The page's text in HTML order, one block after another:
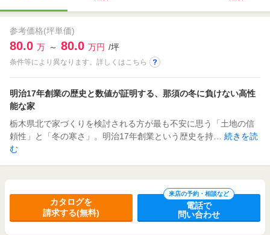
参考価格(坪単価)
80.0 万 ～ 80.0 万円 /坪
条件等により異なります。詳しくはこちら
明治17年創業の歴史と数値が証明する、那須の冬に負けない高性
能な家
栃木県北で家づくりを検討される方が最も不安に思う「土地の信
頼性」と「冬の寒さ」。明治17年創業という歴史を持… 続きを読
む
カタログを
請求する(無料)
来店の予約・相談など
電話で
問い合わせ